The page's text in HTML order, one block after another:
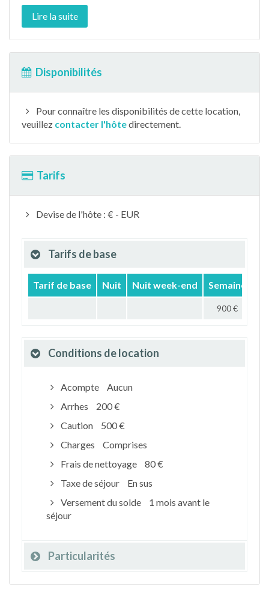
Lire la suite
Disponibilités
Pour connaître les disponibilités de cette location,
veuillez contacter l'hôtedirectement.
Tarifs
Devise de l'hôte : € - EUR
Tarifs de base
Tarif de base Nuit Nuit week-end Semaine
900 €
Conditions de location
Acompte
Aucun
Arrhes
200 €
Caution
500 €
Charges
Comprises
Frais de nettoyage
80 €
Taxe de séjour
En sus
Versement du solde
1 mois avant le
séjour
Particularités